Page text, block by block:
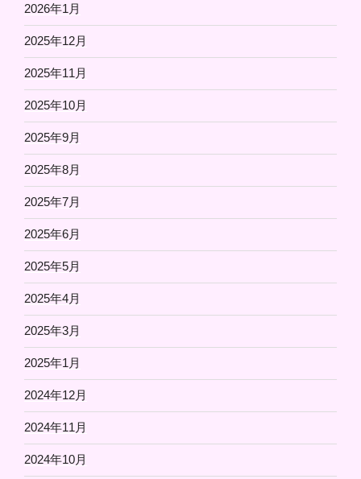
2026年1月
2025年12月
2025年11月
2025年10月
2025年9月
2025年8月
2025年7月
2025年6月
2025年5月
2025年4月
2025年3月
2025年1月
2024年12月
2024年11月
2024年10月